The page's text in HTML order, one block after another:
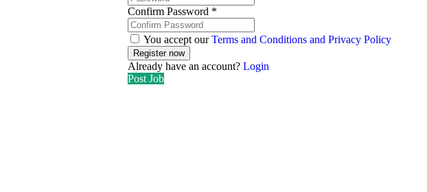
Confirm Password *
You accept ourTerms and Conditions and Privacy Policy
Already have an account?Login
Post Job